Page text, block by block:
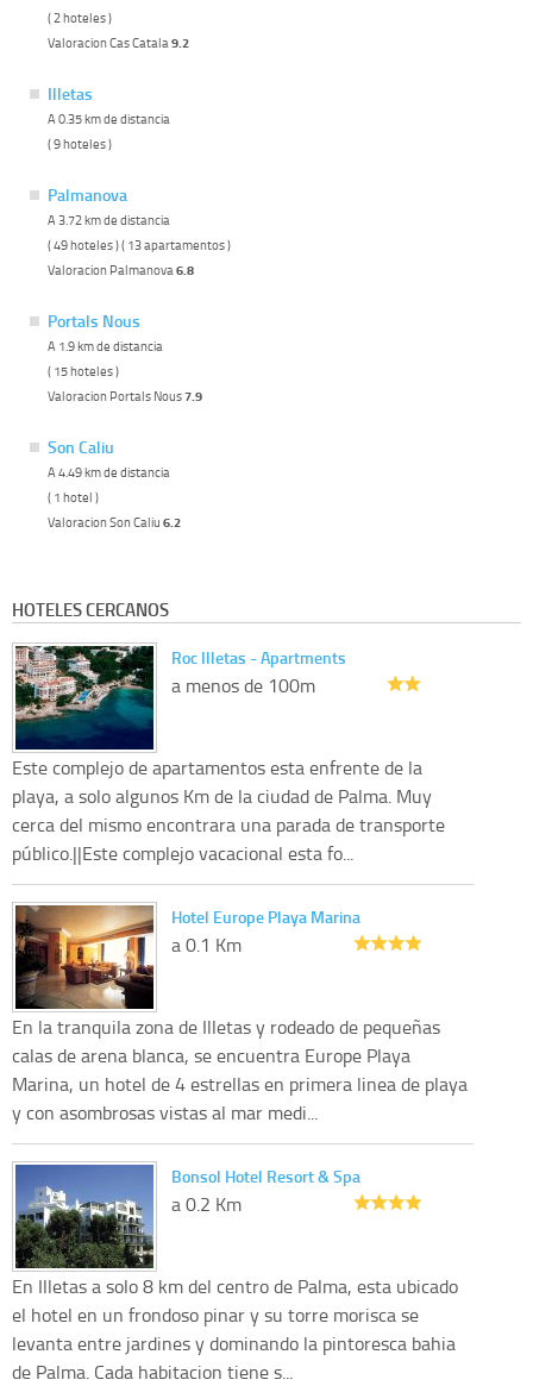
( 2 hoteles )
Valoracion Cas Catala 9.2
Illetas
A 0.35 km de distancia
( 9 hoteles )
Palmanova
A 3.72 km de distancia
( 49 hoteles ) ( 13 apartamentos )
Valoracion Palmanova 6.8
Portals Nous
A 1.9 km de distancia
( 15 hoteles )
Valoracion Portals Nous7.9
Son Caliu
A 4.49 km de distancia
( 1 hotel )
Valoracion Son Caliu 6.2
HOTELES CERCANOS
Roc Illetas - Apartments
a menos de 100m
Este complejo de apartamentos esta enfrente de la
playa, a solo algunos Km de la ciudad de Palma. Muy
cerca del mismo encontrara una parada de transporte
público.||Este complejo vacacional esta fo...
Hotel Europe Playa Marina
a 0.1 Km
En la tranquila zona de Illetas y rodeado de pequeñas
calas de arena blanca, se encuentra Europe Playa
Marina, un hotel de 4 estrellas en primera linea de playa
y con asombrosas vistas al mar medi...
Bonsol Hotel Resort & Spa
a 0.2 Km
En Illetas a solo 8 km del centro de Palma, esta ubicado
el hotel en un frondoso pinar y su torre morisca se
levanta entre jardines y dominando la pintoresca bahia
de Palma. Cada habitacion tiene s...